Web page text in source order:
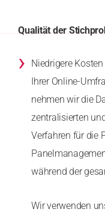
Qualität der
›
Niedrigere
Ihrer Online-
nehmen wir die
zentralisierten
Verfahren für die
während der
Wir verwenden